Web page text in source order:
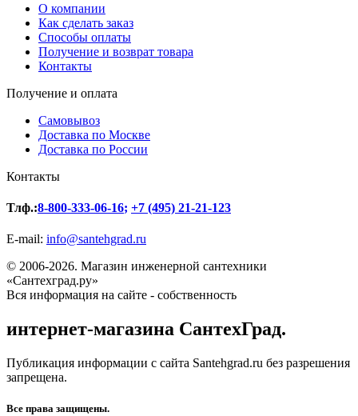
О компании
Как сделать заказ
Способы оплаты
Получение и возврат товара
Контакты
Получение и оплата
Самовывоз
Доставка по Москве
Доставка по России
Контакты
Тлф.:8-800-333-06-16; +7 (495) 21-21-123
E-mail: info@santehgrad.ru
© 2006-2026. Магазин инженерной сантехники
«Сантехград.ру»
Вся информация на сайте - собственность
интернет-магазина СантехГрад.
Публикация информации с сайта Santehgrad.ru без разрешения
запрещена.
Все права защищены.